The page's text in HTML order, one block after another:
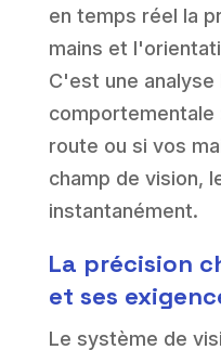
en temps réel la
mains et
C'est une
comportementale
route ou si vos
champ de vision,
instantanément.
La précision
et ses
Le système de